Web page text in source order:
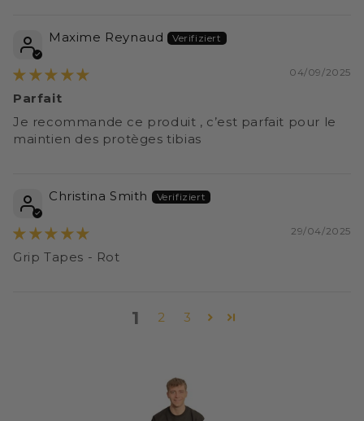
Maxime Reynaud
04/09/2025
Parfait
Je recommande ce produit , c’est parfait pour le
maintien des protèges tibias
Christina Smith
29/04/2025
Grip Tapes - Rot
1 2 3